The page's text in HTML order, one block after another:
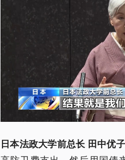
日本法政大学前总长 田中优